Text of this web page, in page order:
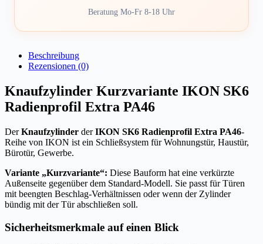
Beratung Mo-Fr 8-18 Uhr
Beschreibung
Rezensionen (0)
Knaufzylinder Kurzvariante IKON SK6
Radienprofil Extra PA46
DerKnaufzylinder derIKON SK6 Radienprofil Extra PA46-
Reihe von IKON ist ein Schließsystem für Wohnungstür, Haustür,
Bürotür, Gewerbe.
Variante „Kurzvariante“: Diese Bauform hat eine verkürzte
Außenseite gegenüber dem Standard-Modell. Sie passt für Türen
mit beengten Beschlag-Verhältnissen oder wenn der Zylinder
bündig mit der Tür abschließen soll.
Sicherheitsmerkmale auf einen Blick